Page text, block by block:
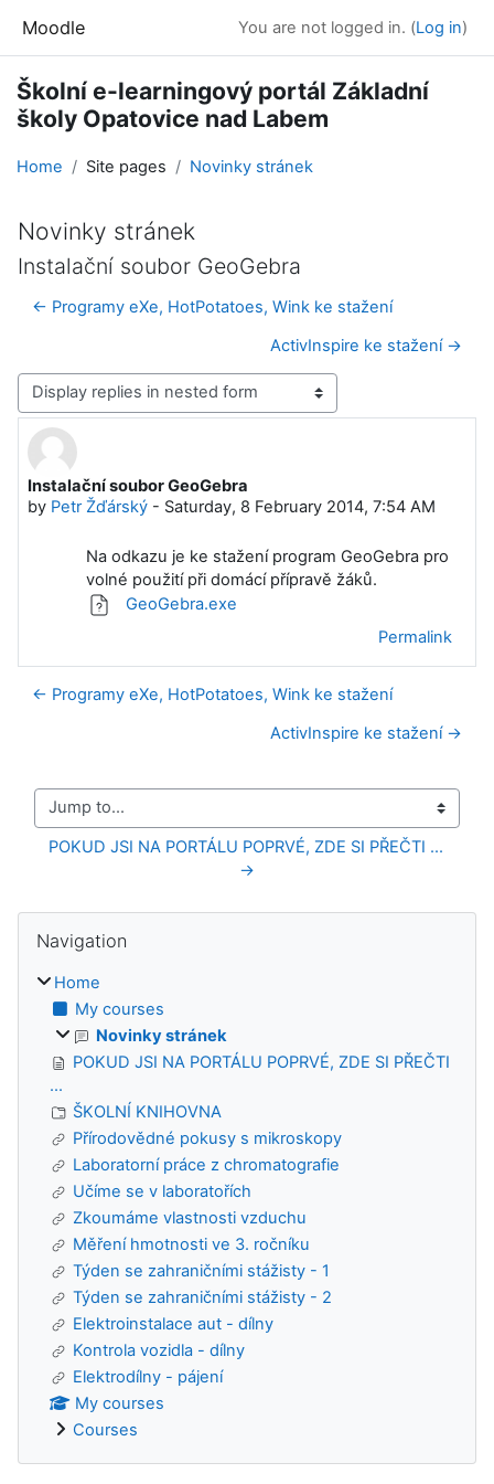
Moodle You are not logged in. (Log in)
Školní e-learningový portál Základní
školy Opatovice nad Labem
Home Site pages Novinky stránek
Novinky stránek
Instalační soubor GeoGebra
← Programy eXe, HotPotatoes, Wink ke stažení
ActivInspire ke stažení →
Display mode
Instalační soubor GeoGebra
by Petr Žďárský - Saturday, 8 February 2014, 7:54 AM
Number of replies: 0
Na odkazu je ke stažení program GeoGebra pro
volné použití při domácí přípravě žáků.
GeoGebra.exe
Permalink
← Programy eXe, HotPotatoes, Wink ke stažení
ActivInspire ke stažení →
Jump to...
POKUD JSI NA PORTÁLU POPRVÉ, ZDE SI PŘEČTI ...
→
Blocks
Navigation
Home
My courses
Novinky stránek
POKUD JSI NA PORTÁLU POPRVÉ, ZDE SI PŘEČTI
...
ŠKOLNÍ KNIHOVNA
Přírodovědné pokusy s mikroskopy
Laboratorní práce z chromatografie
Učíme se v laboratořích
Zkoumáme vlastnosti vzduchu
Měření hmotnosti ve 3. ročníku
Týden se zahraničními stážisty - 1
Týden se zahraničními stážisty - 2
Elektroinstalace aut - dílny
Kontrola vozidla - dílny
Elektrodílny - pájení
My courses
Courses